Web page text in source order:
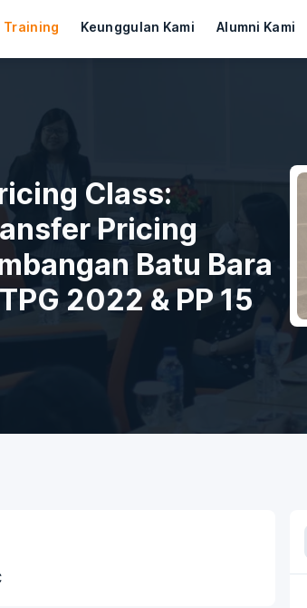
Training Keunggulan Kami Alumni Kami
Class:
Pricing
Batu Bara
2022 & PP 15